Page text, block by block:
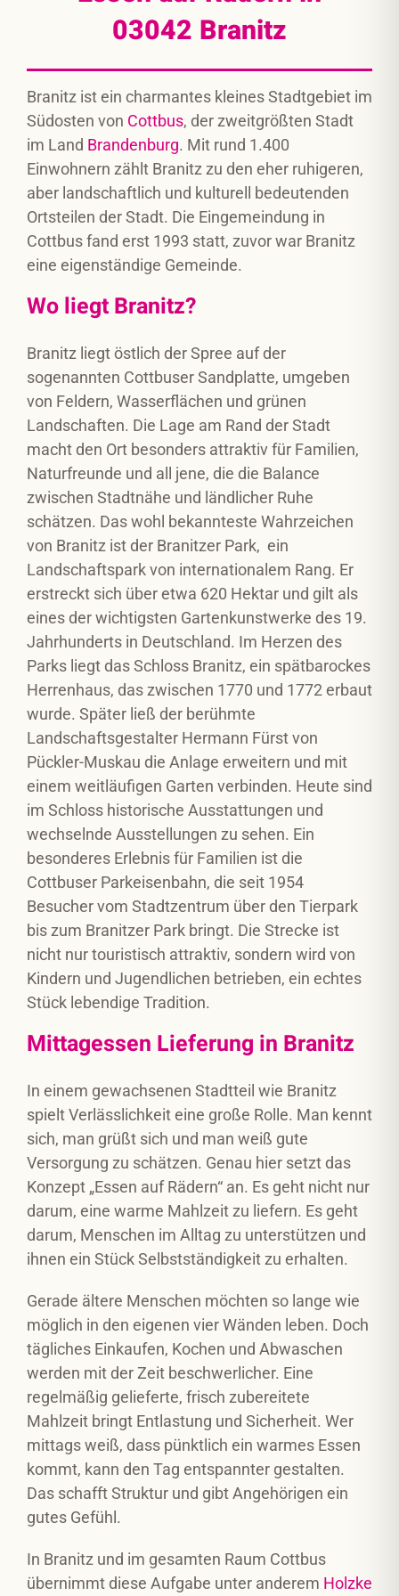
03042 Branitz
Branitz ist ein charmantes kleines Stadtgebiet im
Südosten von Cottbus, der zweitgrößten Stadt
im Land Brandenburg. Mit rund 1.400
Einwohnern zählt Branitz zu den eher ruhigeren,
aber landschaftlich und kulturell bedeutenden
Ortsteilen der Stadt. Die Eingemeindung in
Cottbus fand erst 1993 statt, zuvor war Branitz
eine eigenständige Gemeinde.
Wo liegt Branitz?
Branitz liegt östlich der Spree auf der
sogenannten Cottbuser Sandplatte, umgeben
von Feldern, Wasserflächen und grünen
Landschaften. Die Lage am Rand der Stadt
macht den Ort besonders attraktiv für Familien,
Naturfreunde und all jene, die die Balance
zwischen Stadtnähe und ländlicher Ruhe
schätzen. Das wohl bekannteste Wahrzeichen
von Branitz ist der Branitzer Park, ein
Landschaftspark von internationalem Rang. Er
erstreckt sich über etwa 620 Hektar und gilt als
eines der wichtigsten Gartenkunstwerke des 19.
Jahrhunderts in Deutschland. Im Herzen des
Parks liegt das Schloss Branitz, ein spätbarockes
Herrenhaus, das zwischen 1770 und 1772 erbaut
wurde. Später ließ der berühmte
Landschaftsgestalter Hermann Fürst von
Pückler-Muskau die Anlage erweitern und mit
einem weitläufigen Garten verbinden. Heute sind
im Schloss historische Ausstattungen und
wechselnde Ausstellungen zu sehen. Ein
besonderes Erlebnis für Familien ist die
Cottbuser Parkeisenbahn, die seit 1954
Besucher vom Stadtzentrum über den Tierpark
bis zum Branitzer Park bringt. Die Strecke ist
nicht nur touristisch attraktiv, sondern wird von
Kindern und Jugendlichen betrieben, ein echtes
Stück lebendige Tradition.
Mittagessen Lieferung in Branitz
In einem gewachsenen Stadtteil wie Branitz
spielt Verlässlichkeit eine große Rolle. Man kennt
sich, man grüßt sich und man weiß gute
Versorgung zu schätzen. Genau hier setzt das
Konzept „Essen auf Rädern“ an. Es geht nicht nur
darum, eine warme Mahlzeit zu liefern. Es geht
darum, Menschen im Alltag zu unterstützen und
ihnen ein Stück Selbstständigkeit zu erhalten.
Gerade ältere Menschen möchten so lange wie
möglich in den eigenen vier Wänden leben. Doch
tägliches Einkaufen, Kochen und Abwaschen
werden mit der Zeit beschwerlicher. Eine
regelmäßig gelieferte, frisch zubereitete
Mahlzeit bringt Entlastung und Sicherheit. Wer
mittags weiß, dass pünktlich ein warmes Essen
kommt, kann den Tag entspannter gestalten.
Das schafft Struktur und gibt Angehörigen ein
gutes Gefühl.
In Branitz und im gesamten Raum Cottbus
übernimmt diese Aufgabe unter anderem Holzke